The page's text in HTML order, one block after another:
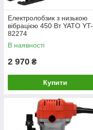
Електролобзик з низькою
вібрацією 450 Вт YATO YT-
82274
В наявності
2 970 ₴
Купити